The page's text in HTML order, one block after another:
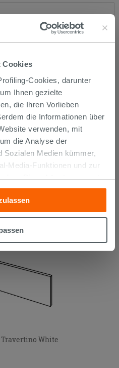
Cookies
Cookies, darunter
Ihnen gezielte
die Ihren Vorlieben
die Informationen über
verwenden, mit
die Analyse der
Sozialen Medien kümmer,
Media-Funktionen und zur
Diese könnten sie mit
ihnen geliefert haben oder
ihrer Dienste
Falls Sie mehr wissen
zu allen oder einigen
auf die Schaltfläche
werden. Wenn Sie auf
können Sie das Surfen erst
Cookies fortsetzen.
Cream
White